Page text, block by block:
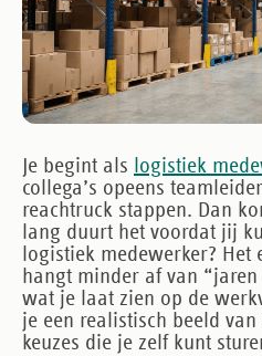
Je begint als logistiek
collega’s opeens
reachtruck stappen. Dan
lang duurt het voordat jij
logistiek medewerker?
hangt minder af van
wat je laat zien op de
je een realistisch beeld
keuzes die je zelf kunt